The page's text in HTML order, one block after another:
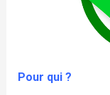
Pour qui ?